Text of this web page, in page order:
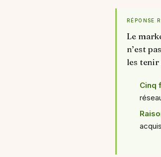
RÉPONSE
Le
n’est
les tenir
Cinq